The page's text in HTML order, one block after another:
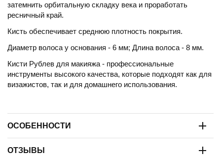
затемнить орбитальную складку века и проработать
ресничный край.
Кисть обеспечивает среднюю плотность покрытия.
Диаметр волоса у основания - 6 мм; Длина волоса - 8 мм.
Кисти Рублев для макияжа - профессиональные
инструменты высокого качества, которые подходят как для
визажистов, так и для домашнего использования.
ОСОБЕННОСТИ
ОТЗЫВЫ